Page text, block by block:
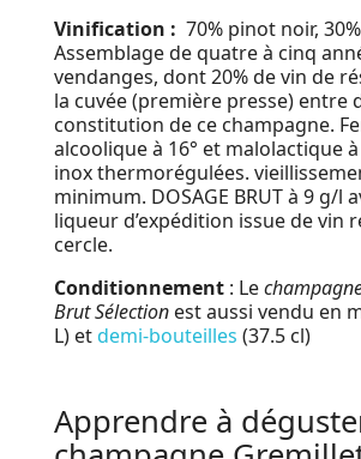
Vinification : 70% pinot noir,
Assemblage de quatre à cinq
vendanges, dont 20% de vin de
la cuvée (première presse) entre
constitution de ce champagne.
alcoolique à 16° et malolactique à
inox thermorégulées.
minimum. DOSAGE BRUT à 9 g/l
liqueur d’expédition issue de vin
cercle.
Conditionnement : Le
Brut Sélection est aussi vendu en
L) etdemi-bouteilles (37.5 cl)
Apprendre à